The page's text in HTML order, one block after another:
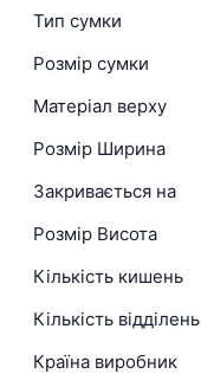
Тип сумки
Розмір сумки
Матеріал верху
Розмір Ширина
Закривається на
Розмір Висота
Кількість кишень
Кількість відділень
Країна виробник